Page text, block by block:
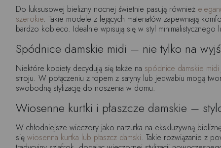
Do luksusowej bielizny nocnej świetnie pasują również
szerokie. Takie modele z lejących materiałów zapewniają
bardzo kobieco. Idealnie wpisują się w styl minimalistycznego
Spódnice damskie midi – nie tylko na
Niektóre kobiety decydują się także na spódnice damskie midi
stroju. W połączeniu z topem z satyny lub jedwabiu mogą
swobodną stylizację do noszenia w domu.
Wiosenne kurtki i płaszcze damskie –
W chłodniejsze wieczory jako narzutka na ekskluzywną
się wiosenna kurtka lub płaszcz damski. Takie rozwiązanie z